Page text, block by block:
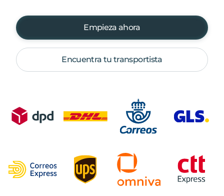
Empieza ahora
Encuentra tu transportista